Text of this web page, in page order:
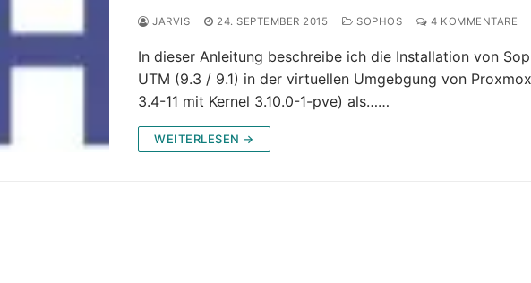
JARVIS 24. SEPTEMBER 2015 SOPHOS 4 KOMMENTARE
In dieser Anleitung beschreibe ich die Installation von
UTM (9.3 / 9.1) in der virtuellen Umgebgung von
3.4-11 mit Kernel 3.10.0-1-pve) als……
WEITERLESEN →